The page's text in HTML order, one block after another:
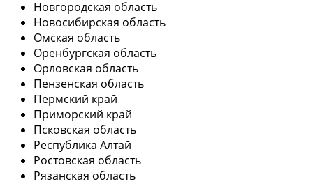
Новгородская область
Новосибирская область
Омская область
Оренбургская область
Орловская область
Пензенская область
Пермский край
Приморский край
Псковская область
Республика Алтай
Ростовская область
Рязанская область